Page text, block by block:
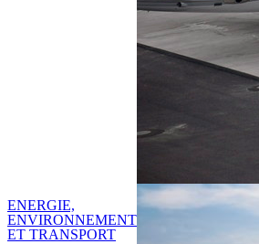
ENERGIE,
ENVIRONNEMENT
ET TRANSPORT